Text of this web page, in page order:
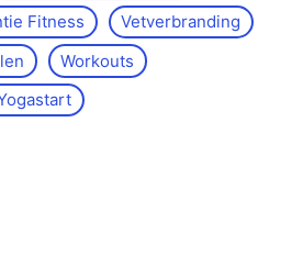
Fitness
Vetverbranding
Workouts